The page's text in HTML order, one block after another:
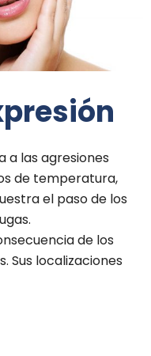
a las agresiones
de temperatura,
el paso de los
de los
Sus localizaciones